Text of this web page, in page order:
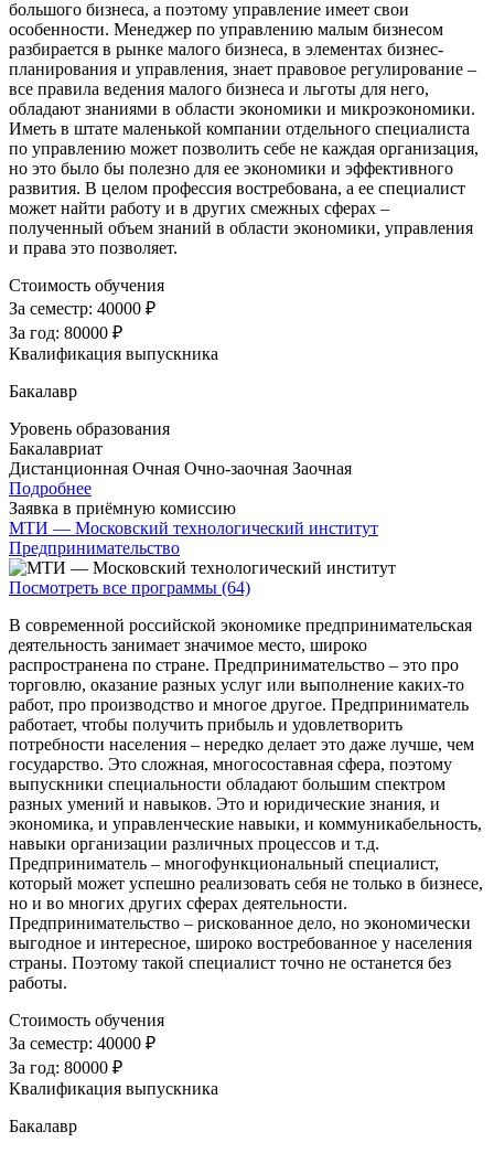
большого бизнеса, а поэтому управление имеет свои
особенности. Менеджер по управлению малым бизнесом
разбирается в рынке малого бизнеса, в элементах бизнес-
планирования и управления, знает правовое регулирование –
все правила ведения малого бизнеса и льготы для него,
обладают знаниями в области экономики и микроэкономики.
Иметь в штате маленькой компании отдельного специалиста
по управлению может позволить себе не каждая организация,
но это было бы полезно для ее экономики и эффективного
развития. В целом профессия востребована, а ее специалист
может найти работу и в других смежных сферах –
полученный объем знаний в области экономики, управления
и права это позволяет.
Стоимость обучения
За семестр: 40000 ₽
За год: 80000 ₽
Квалификация выпускника
Бакалавр
Уровень образования
Бакалавриат
Дистанционная Очная Очно-заочная Заочная
Подробнее
Заявка в приёмную комиссию
МТИ — Московский технологический институт
Предпринимательство
Посмотреть все программы (64)
В современной российской экономике предпринимательская
деятельность занимает значимое место, широко
распространена по стране. Предпринимательство – это про
торговлю, оказание разных услуг или выполнение каких-то
работ, про производство и многое другое. Предприниматель
работает, чтобы получить прибыль и удовлетворить
потребности населения – нередко делает это даже лучше, чем
государство. Это сложная, многосоставная сфера, поэтому
выпускники специальности обладают большим спектром
разных умений и навыков. Это и юридические знания, и
экономика, и управленческие навыки, и коммуникабельность,
навыки организации различных процессов и т.д.
Предприниматель – многофункциональный специалист,
который может успешно реализовать себя не только в бизнесе,
но и во многих других сферах деятельности.
Предпринимательство – рискованное дело, но экономически
выгодное и интересное, широко востребованное у населения
страны. Поэтому такой специалист точно не останется без
работы.
Стоимость обучения
За семестр: 40000 ₽
За год: 80000 ₽
Квалификация выпускника
Бакалавр